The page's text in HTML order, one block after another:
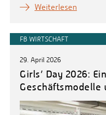
Weiterlesen
FB WIRTSCHAFT
29. April 2026
Girls’ Day 2026:
Geschäftsmodelle